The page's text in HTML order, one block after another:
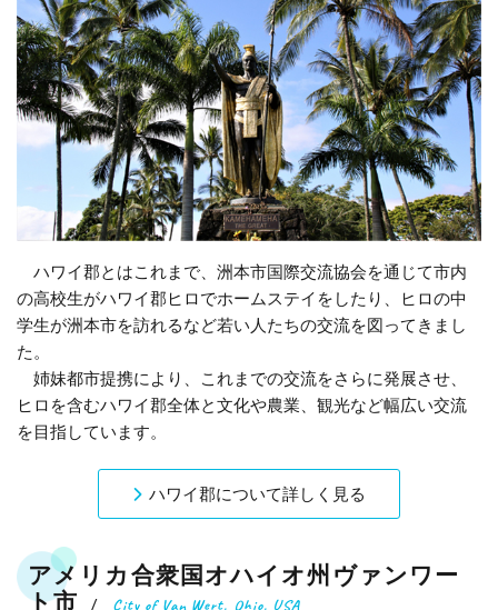
ハワイ郡とはこれまで、洲本市国際交流協会を通じて市内
の高校生がハワイ郡ヒロでホームステイをしたり、ヒロの中
学生が洲本市を訪れるなど若い人たちの交流を図ってきまし
た。
姉妹都市提携により、これまでの交流をさらに発展させ、
ヒロを含むハワイ郡全体と文化や農業、観光など幅広い交流
を目指しています。
ハワイ郡について詳しく見る
アメリカ合衆国オハイオ州ヴァンワー
ト市
City of Van Wert, Ohio, USA